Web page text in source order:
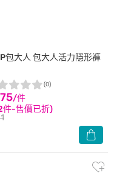
包大人 包大人活力隱形褲
/件
件-售價已折)
(0)